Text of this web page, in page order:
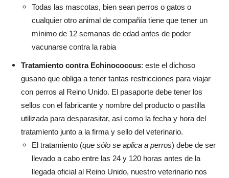
Todas las mascotas, bien sean perros o gatos o
cualquier otro animal de compañía tiene que tener un
mínimo de 12 semanas de edad antes de poder
vacunarse contra la rabia
Tratamiento contra Echinococcus: este el dichoso
gusano que obliga a tener tantas restricciones para viajar
con perros al Reino Unido. El pasaporte debe tener los
sellos con el fabricante y nombre del producto o pastilla
utilizada para desparasitar, así como la fecha y hora del
tratamiento junto a la firma y sello del veterinario.
El tratamiento (que sólo se aplica a perros) debe de ser
llevado a cabo entre las 24 y 120 horas antes de la
llegada oficial al Reino Unido, nuestro veterinario nos